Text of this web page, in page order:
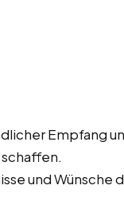
Empfang
und Wünsche